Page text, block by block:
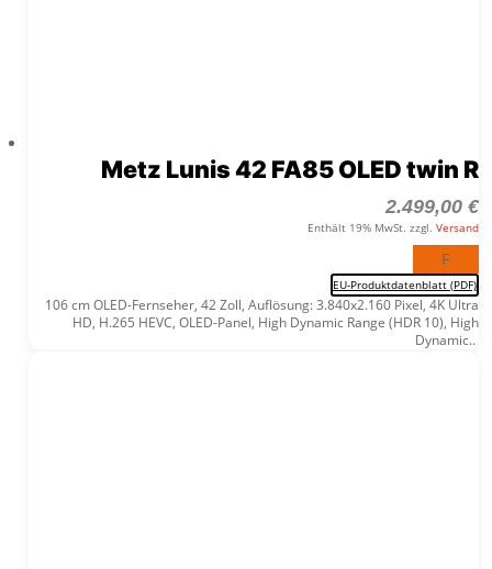
Metz Lunis 42 FA85 OLED twin R
2.499,00 €
Enthält 19% MwSt. zzgl. Versand
F
EU-Produktdatenblatt (PDF)
106 cm OLED-Fernseher, 42 Zoll, Auflösung: 3.840x2.160 Pixel, 4K Ultra
HD, H.265 HEVC, OLED-Panel, High Dynamic Range (HDR 10), High
Dynamic...